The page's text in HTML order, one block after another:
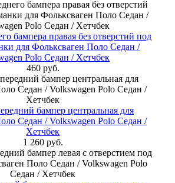
бампера правая без отверстий под
для Фольксваген Поло Cедан /
Polo Седан / Хетчбек
460 руб.
бампер центральная для
Cедан / Volkswagen Polo Седан /
Хетчбек
1 260 руб.